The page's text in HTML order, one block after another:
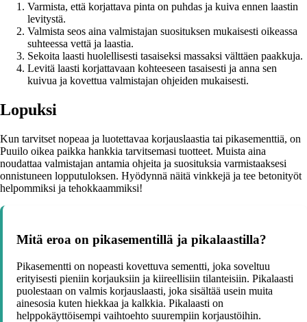
Varmista, että korjattava pinta on puhdas ja kuiva ennen laastin
levitystä.
Valmista seos aina valmistajan suosituksen mukaisesti oikeassa
suhteessa vettä ja laastia.
Sekoita laasti huolellisesti tasaiseksi massaksi välttäen paakkuja.
Levitä laasti korjattavaan kohteeseen tasaisesti ja anna sen
kuivua ja kovettua valmistajan ohjeiden mukaisesti.
Lopuksi
Kun tarvitset nopeaa ja luotettavaa korjauslaastia tai pikasementtiä, on
Puuilo oikea paikka hankkia tarvitsemasi tuotteet. Muista aina
noudattaa valmistajan antamia ohjeita ja suosituksia varmistaaksesi
onnistuneen lopputuloksen. Hyödynnä näitä vinkkejä ja tee betonityöt
helpommiksi ja tehokkaammiksi!
Mitä eroa on pikasementillä ja pikalaastilla?
Pikasementti on nopeasti kovettuva sementti, joka soveltuu
erityisesti pieniin korjauksiin ja kiireellisiin tilanteisiin. Pikalaasti
puolestaan on valmis korjauslaasti, joka sisältää usein muita
ainesosia kuten hiekkaa ja kalkkia. Pikalaasti on
helppokäyttöisempi vaihtoehto suurempiin korjaustöihin.